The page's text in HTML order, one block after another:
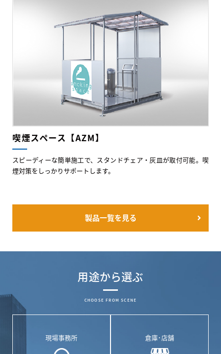
喫煙スペース【AZM】
スピーディーな簡単施工で、スタンドチェア・灰皿が取付可能。喫
煙対策をしっかりサポートします。
製品一覧を見る
用途から選ぶ
CHOOSE FROM SCENE
現場事務所 倉庫･店舗